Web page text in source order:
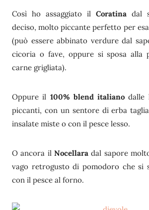
Così ho assaggiato il Coratina dal
deciso, molto piccante perfetto per
(può essere abbinato verdure dal
cicoria o fave, oppure si sposa alla
carne grigliata).
Oppure il 100% blend italiano dalle
piccanti, con un sentore di erba
insalate miste o con il pesce lesso.
O ancora il Nocellara dal sapore
vago retrogusto di pomodoro che si
con il pesce al forno.